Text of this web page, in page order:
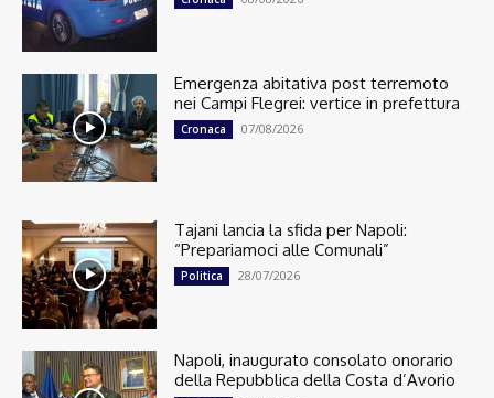
Emergenza abitativa post terremoto
nei Campi Flegrei: vertice in prefettura
Cronaca 07/08/2026
Tajani lancia la sfida per Napoli:
“Prepariamoci alle Comunali”
Politica 28/07/2026
Napoli, inaugurato consolato onorario
della Repubblica della Costa d’Avorio